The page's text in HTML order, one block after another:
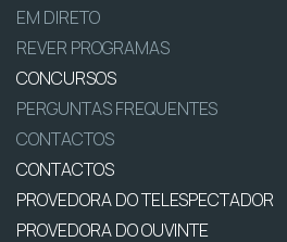
EM DIRETO
REVER PROGRAMAS
CONCURSOS
PERGUNTAS FREQUENTES
CONTACTOS
CONTACTOS
PROVEDORA DO TELESPECTADOR
PROVEDORA DO OUVINTE